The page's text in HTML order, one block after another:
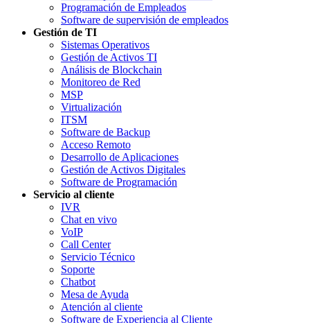
Programación de Empleados
Software de supervisión de empleados
Gestión de TI
Sistemas Operativos
Gestión de Activos TI
Análisis de Blockchain
Monitoreo de Red
MSP
Virtualización
ITSM
Software de Backup
Acceso Remoto
Desarrollo de Aplicaciones
Gestión de Activos Digitales
Software de Programación
Servicio al cliente
IVR
Chat en vivo
VoIP
Call Center
Servicio Técnico
Soporte
Chatbot
Mesa de Ayuda
Atención al cliente
Software de Experiencia al Cliente